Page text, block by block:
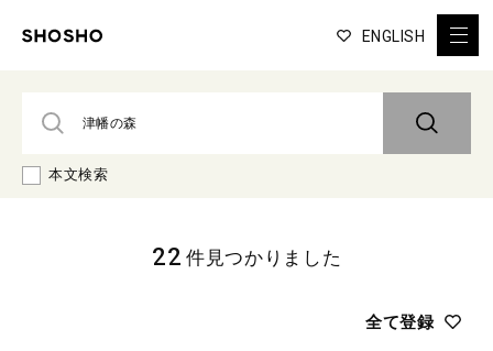
ENGLISH
本文検索
全て登録
22 件見つかりました